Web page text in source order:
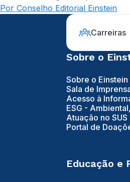
Por Conselho Editorial Einstein
Carreiras
Sobre o
Sobre o Einstein
Sala de
Acesso à
ESG -
Atuação no SUS
Portal de
Educação e